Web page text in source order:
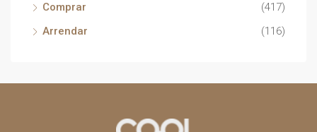
Comprar
(417)
Arrendar
(116)